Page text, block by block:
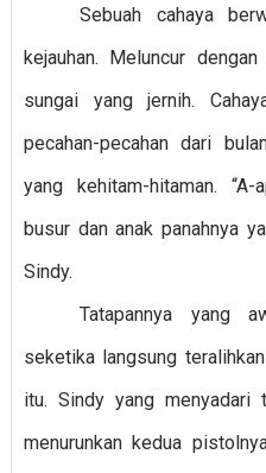
Sebuah cahaya
kejauhan. Meluncur
sungai yang jernih.
pecahan-pecahan dari
yang kehitam-hitaman.
busur dan anak panahnya
Sindy.
Tatapannya yang
seketika langsung
itu. Sindy yang
menurunkan kedua